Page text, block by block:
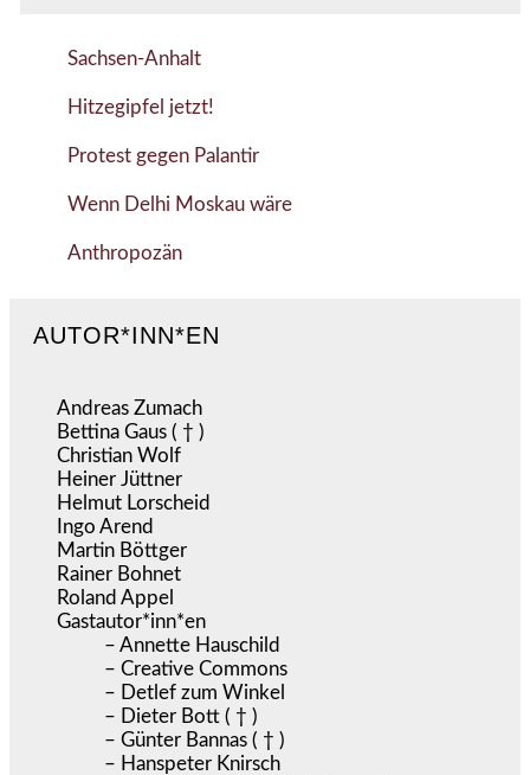
Sachsen-Anhalt
Hitzegipfel jetzt!
Protest gegen Palantir
Wenn Delhi Moskau wäre
Anthropozän
AUTOR*INN*EN
Andreas Zumach
Bettina Gaus ( † )
Christian Wolf
Heiner Jüttner
Helmut Lorscheid
Ingo Arend
Martin Böttger
Rainer Bohnet
Roland Appel
Gastautor*inn*en
– Annette Hauschild
– Creative Commons
– Detlef zum Winkel
– Dieter Bott ( † )
– Günter Bannas ( † )
– Hanspeter Knirsch